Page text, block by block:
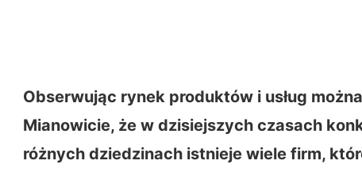
Obserwując rynek produktów i usług
Mianowicie, że w dzisiejszych czasach
różnych dziedzinach istnieje wiele firm,